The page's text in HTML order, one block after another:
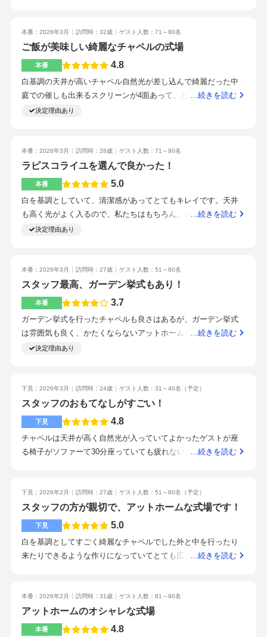
こと、最後は特典にエスパルス関連があったので決めた
作り上げていきたい人にお薦め自作したアイテムがあると頑張
った甲斐があったと思える清潔感にあふれた式場でした。以前
自分が行った式場で料理のペースやスタッフの対応があまり良
くない時があり、その点を解決、不安にならない式場という選
び方をしました。下見をしてとても良いと思えたからスタッフ
さんの対応がとても良いと思えたので良かった。
本番：2026年3月 訪問時：32歳 ゲスト人数：71～80名
ご飯が美味しい綺麗なチャペルの式場
本番 4.8
白基調の天井が高いチャペル自然光が差し込んで綺麗だった中
庭での催しも出来るスクリーンが4面あって、どこからでもムー
ビーが見やすい。ライブキッチンなので、出来立ての料理が頂
で、開放感はすごい。人それぞれだと思う動画作成料理も想定
より費用が嵩んだ為、削った冷えた料理が出てこない、味もgoo
d!!清水駅から徒歩2分未満駐車場サービスあり。基本的にこちら
の考えや、提案をサポートしてくれる。ご飯がおいしい！チャ
ペルも美しい自分たちで用意できるものはなんでも頑張った方
が良いご飯が美味しい妻が一目惚れ料理が美味しい
…続きを読む
決定理由あり
本番：2026年3月 訪問時：28歳 ゲスト人数：71～80名
ラピスコライユを選んで良かった！
本番 5.0
白を基調としていて、清潔感があってとてもキレイです。天井
も高く光がよく入るので、私たちはもちろん、みんなの顔もよ
く見えます。白を基調としているので、自分の好きな色に染め
たです。ブーケは1つにして、ソファではなくテーブルにして、
その分他のところにまわしました。ブーケはこだわったものに
したので、1種類で全然よかったです。ソファが良かったなって
思うところがありましたが、テーブルの方がゲストとの距離が
近くなるので、良かったなって思いました。どれも美味しく
て、見た目もステキです。駅から見えるほど近いので、迷う事
なく式場に行けます。みなさんとても優しくてフレンドリー
カムスペースも好きなように飾れるので、すきなものをどんど
ん持ち込むことができます。デザートビュッフェは大行列がで
きていたので、やるべきだと思うし、コース料理の金額を落と
してでもビュッフェをやると、みんな楽しんでくれるので、や
って良かったと思いました。また、ドレスとタキシードはお互
ーさんのフレンドリーさ
…続きを読む
決定理由あり
本番：2026年3月 訪問時：27歳 ゲスト人数：51～60名
スタッフ最高、ガーデン挙式もあり！
本番 3.7
ガーデン挙式を行ったチャペルも良さはあるが、ガーデン挙式
は雰囲気も良く、かたくならないアットホームな雰囲気で行う
ことができた。中庭と宴会場が大きな窓で繋がるのでいい。お
たちで用意した。牛肉のランクを上げたが、とても美味しかっ
た。清水駅のロータリー内にあるのでとてもアクセスがいい。
とても思いやりのある感情豊かで笑顔がいっぱいのスタッフ。
ここで挙げて間違いはない。迷っているなら、ここに決めても
いいと思う。担当スタッフが特に良かった。明るいアットホー
ムな雰囲気で、自分たちも楽しくやったほうがいいと思う。ガ
…続きを読む
決定理由あり
下見：2026年3月 訪問時：24歳 ゲスト人数：31～40名 （予定）
スタッフのおもてなしがすごい！
下見 4.8
チャペルは天井が高く自然光が入っていてよかったゲストが座
る椅子がソファーて30分座っていても疲れないと思った大きす
見積もりが出てきて安心したフルコースだけでなく様々なビュ
ッフェがあり、甘いものからしょっぱいものまで数多くあった
駅近で分かりやすい静岡駅からシャトルバスも出ているため遠
方から来て新幹線をつかっているゲストも来やすいスタッフみ
んなおもてなしの精神がすごく楽しめたスタッフが一貫性でお
もてなしの精神があってとてもよかったやりたいことが多いカ
…続きを読む
下見：2026年2月 訪問時：27歳 ゲスト人数：51～60名 （予定）
スタッフの方が親切で、アットホームな式場です！
下見 5.0
白を基調としてすごく綺麗なチャペルでした外と中を行ったり
来たりできるような作りになっていてとても広くて綺麗ですと
客です！説明もとても丁寧でわたしたちのこともよく分かって
くれます。プランナーさんからお料理を作ってくれる方々まで
みなさんあたたかい方々です。1日2組限定で、絶対にほかの参
…続きを読む
本番：2026年2月 訪問時：31歳 ゲスト人数：81～90名
アットホームのオシャレな式場
本番 4.8